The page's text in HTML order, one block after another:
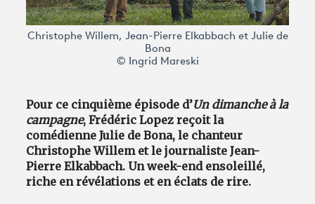
Christophe Willem, Jean-Pierre Elkabbach et Julie de
Bona
© Ingrid Mareski
Pour ce cinquième épisode d’Un dimanche à la
campagne, Frédéric Lopez reçoit la
comédienne Julie de Bona, le chanteur
Christophe Willem et le journaliste Jean-
Pierre Elkabbach. Un week-end ensoleillé,
riche en révélations et en éclats de rire.